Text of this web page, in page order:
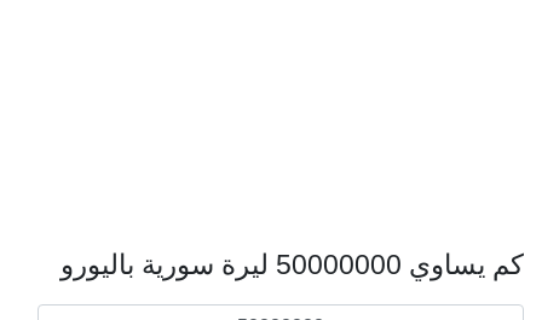
كم يساوي 50000000 ليرة سورية باليورو